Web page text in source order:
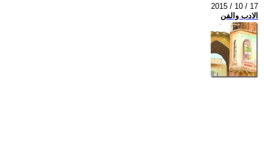
2015 / 10 / 17
الادب والفن